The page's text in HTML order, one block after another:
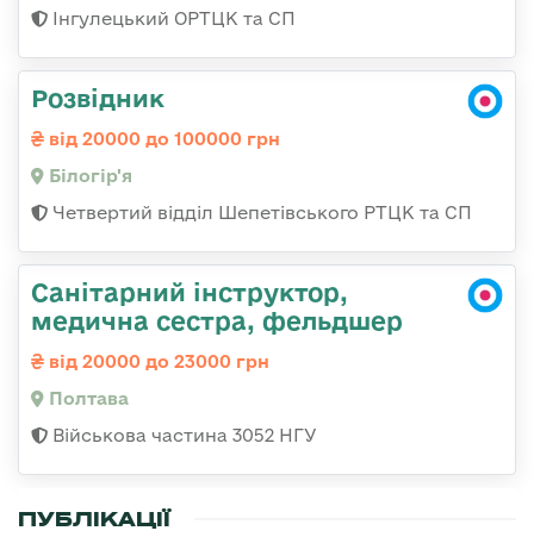
Інгулецький ОРТЦК та СП
Розвідник
від 20000 до 100000 грн
Білогір'я
Четвертий відділ Шепетівського РТЦК та СП
Санітарний інструктор,
медична сестра, фельдшер
від 20000 до 23000 грн
Полтава
Військова частина 3052 НГУ
ПУБЛІКАЦІЇ